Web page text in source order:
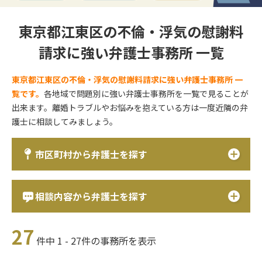
東京都江東区の不倫・浮気の慰謝料
請求に強い弁護士事務所 一覧
東京都江東区の不倫・浮気の慰謝料請求に強い弁護士事務所 一
覧です。各地域で問題別に強い弁護士事務所を一覧で見ることが
出来ます。離婚トラブルやお悩みを抱えている方は一度近隣の弁
護士に相談してみましょう。
市区町村から弁護士を探す
相談内容から弁護士を探す
27 件中 1 - 27件の事務所を表示